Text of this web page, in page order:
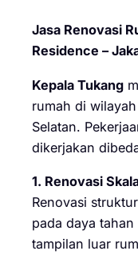
Jasa Renovasi
Residence –
Kepala Tukang
rumah di
Selatan.
dikerjakan
1. Renovasi
Renovasi
pada daya
tampilan luar